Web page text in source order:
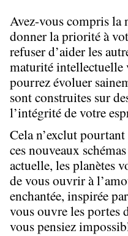
Avez-vous compris la
donner la priorité à
refuser d’aider les
maturité intellectuelle
pourrez évoluer
sont construites sur
l’intégrité de votre
Cela n’exclut
ces nouveaux
actuelle, les planètes
de vous ouvrir à
enchantée, inspirée
vous ouvre les portes
vous pensiez